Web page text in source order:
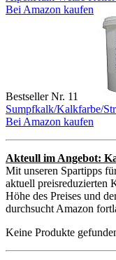
Bei Amazon kaufen
Bestseller Nr. 11
Sumpfkalk/Kalkfarbe/
Bei Amazon kaufen
Akteull im Angebot:
Mit unseren Spartipps
aktuell preisreduzierten
Höhe des Preises und
durchsucht Amazon
Keine Produkte